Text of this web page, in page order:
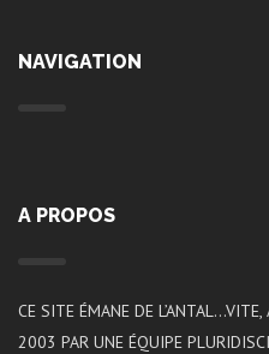
NAVIGATION
A PROPOS
CE SITE ÉMANE DE
2003 PAR UNE ÉQUIPE